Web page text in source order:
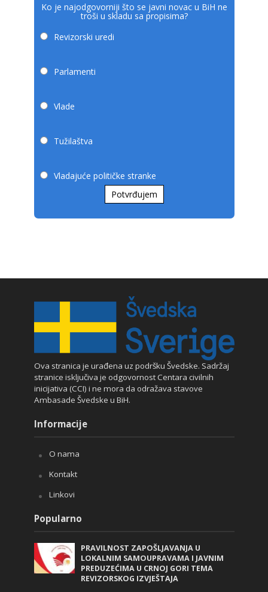
Ko je najodgovorniji što se javni novac u BiH ne
troši u skladu sa propisima?
Revizorski uredi
Parlamenti
Vlade
Tužilaštva
Vladajuće političke stranke
Potvrđujem
Ova stranica je urađena uz podršku Švedske. Sadržaj
stranice isključiva je odgovornost Centara civilnih
inicijativa (CCI) i ne mora da odražava stavove
Ambasade Švedske u BiH.
Informacije
O nama
Kontakt
Linkovi
Popularno
PRAVILNOST ZAPOŠLJAVANJA U
LOKALNIM SAMOUPRAVAMA I JAVNIM
PREDUZEĆIMA U CRNOJ GORI TEMA
REVIZORSKOG IZVJEŠTAJA